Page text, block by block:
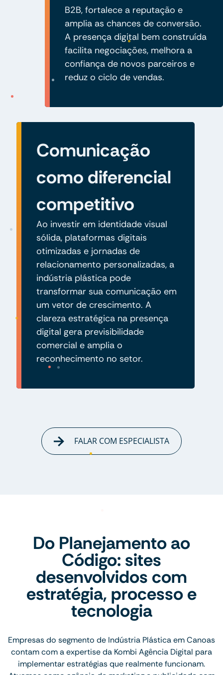
B2B, fortalece a reputação e
amplia as chances de conversão.
A presença digital bem construída
facilita negociações, melhora a
confiança de novos parceiros e
reduz o ciclo de vendas.
Comunicação
como diferencial
competitivo
Ao investir em identidade visual
sólida, plataformas digitais
otimizadas e jornadas de
relacionamento personalizadas, a
indústria plástica pode
transformar sua comunicação em
um vetor de crescimento. A
clareza estratégica na presença
digital gera previsibilidade
comercial e amplia o
reconhecimento no setor.
FALAR COM ESPECIALISTA
Do Planejamento ao
Código: sites
desenvolvidos com
estratégia, processo e
tecnologia
Empresas do segmento de Indústria Plástica em Canoas
contam com a expertise da Kombi Agência Digital para
implementar estratégias que realmente funcionam.